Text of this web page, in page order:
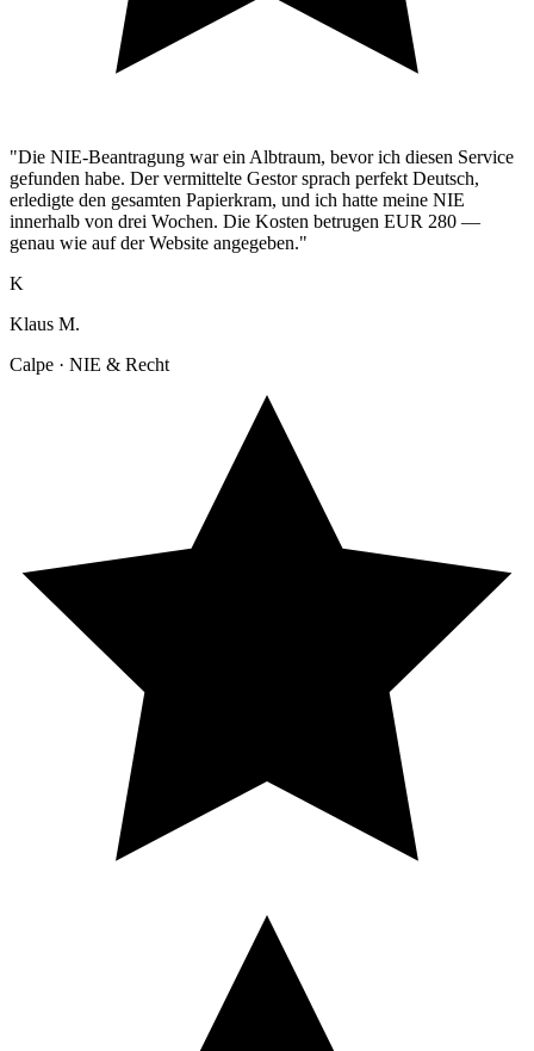
"Die NIE-Beantragung war ein Albtraum, bevor ich diesen Service
gefunden habe. Der vermittelte Gestor sprach perfekt Deutsch,
erledigte den gesamten Papierkram, und ich hatte meine NIE
innerhalb von drei Wochen. Die Kosten betrugen EUR 280 —
genau wie auf der Website angegeben."
K
Klaus M.
Calpe · NIE & Recht